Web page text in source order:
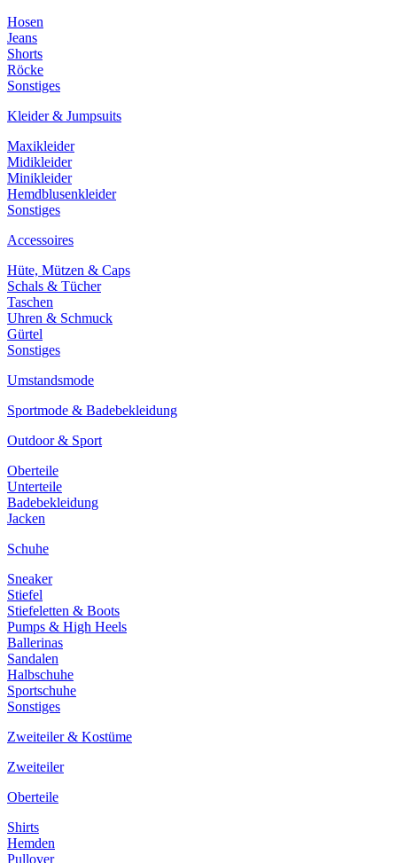
Hosen
Jeans
Shorts
Röcke
Sonstiges
Kleider & Jumpsuits
Maxikleider
Midikleider
Minikleider
Hemdblusenkleider
Sonstiges
Accessoires
Hüte, Mützen & Caps
Schals & Tücher
Taschen
Uhren & Schmuck
Gürtel
Sonstiges
Umstandsmode
Sportmode & Badebekleidung
Outdoor & Sport
Oberteile
Unterteile
Badebekleidung
Jacken
Schuhe
Sneaker
Stiefel
Stiefeletten & Boots
Pumps & High Heels
Ballerinas
Sandalen
Halbschuhe
Sportschuhe
Sonstiges
Zweiteiler & Kostüme
Zweiteiler
Oberteile
Shirts
Hemden
Pullover